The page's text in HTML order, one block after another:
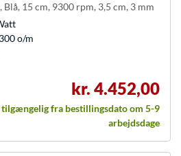
15 cm, 9300 rpm, 3,5 cm, 3 mm
o/m
kr. 4.452,00
tilgængelig fra bestillingsdato om 5-9
arbejdsdage